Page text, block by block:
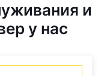
и
у нас